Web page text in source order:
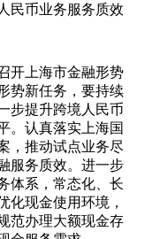
民币业务服务质效
开上海市金融形势
势新任务，要持续
步提升跨境人民币
。认真落实上海国
，推动试点业务尽
服务质效。进一步
体系，常态化、长
化现金使用环境，
范办理大额现金存